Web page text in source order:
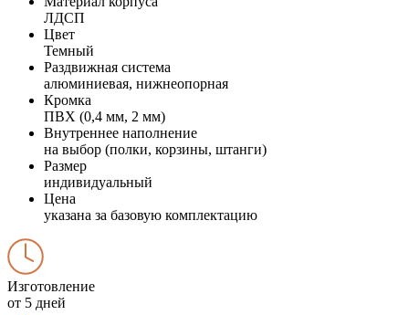
ЛДСП
Цвет
Темный
Раздвижная система
алюминиевая, нижнеопорная
Кромка
ПВХ (0,4 мм, 2 мм)
Внутреннее наполнение
на выбор (полки, корзины, штанги)
Размер
индивидуальный
Цена
указана за базовую комплектацию
Изготовление
от 5 дней